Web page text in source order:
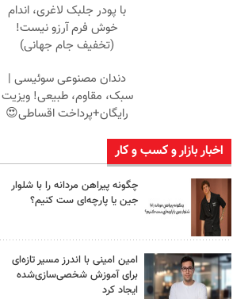
با پودر جلبک لاغری، اندام
خوش فرم آرزو نیست!
(تخفیف جام جهانی)
دندان مصنوعی سوئیسی |
سبک، مقاوم، طبیعی! ویزیت
رایگان+پرداخت اقساطی😍
اخبار بازار و کسب و کار
چگونه پیراهن مردانه را با شلوار
جین یا پارچه‌ای ست کنیم؟
امین امینی با اندرز مسیر تازه‌ای
برای آموزش شخصی‌سازی‌شده
ایجاد کرد